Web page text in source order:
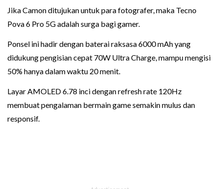
Jika Camon ditujukan untuk para fotografer, maka Tecno
Pova 6 Pro 5G adalah surga bagi gamer.
Ponsel ini hadir dengan baterai raksasa 6000 mAh yang
didukung pengisian cepat 70W Ultra Charge, mampu mengisi
50% hanya dalam waktu 20 menit.
Layar AMOLED 6.78 inci dengan refresh rate 120Hz
membuat pengalaman bermain game semakin mulus dan
responsif.